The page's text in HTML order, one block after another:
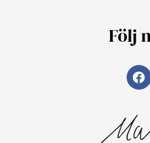
Följ